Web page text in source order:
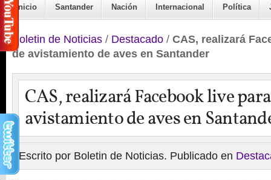
Inicio Santander Nación Internacional Política
Boletin de Noticias / Destacado / CAS, realizará
de avistamiento de aves en Santander
CAS, realizará Facebook live
avistamiento de aves en
Escrito por Boletin de Noticias. Publicado en